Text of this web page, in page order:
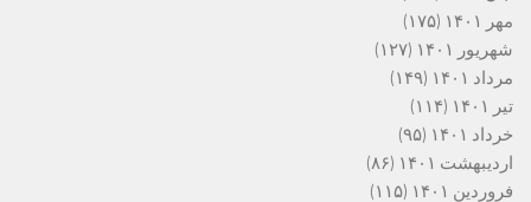
مهر ۱۴۰۱
(۱۷۵)
شهریور ۱۴۰۱
(۱۲۷)
مرداد ۱۴۰۱
(۱۴۹)
تیر ۱۴۰۱
(۱۱۴)
خرداد ۱۴۰۱
(۹۵)
اردیبهشت ۱۴۰۱
(۸۶)
فروردین ۱۴۰۱
(۱۱۵)